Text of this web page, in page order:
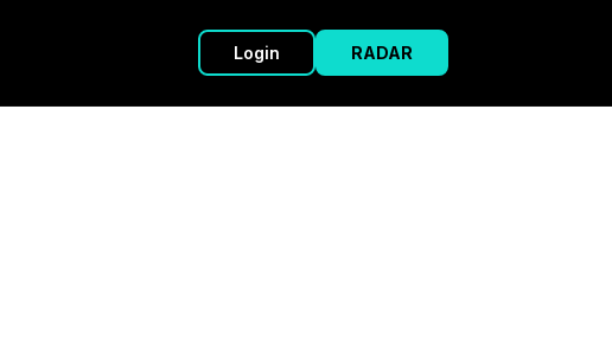
Login RADAR